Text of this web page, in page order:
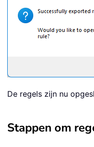
De regels zijn nu
Stappen om